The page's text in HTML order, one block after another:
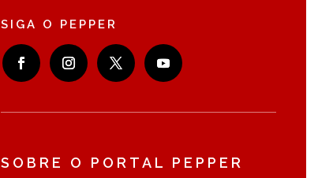
SIGA O PEPPER
SOBRE O PORTAL PEPPER